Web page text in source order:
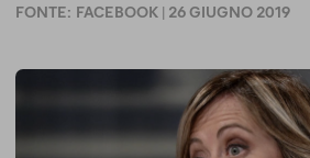
FONTE: FACEBOOK | 26 GIUGNO 2019